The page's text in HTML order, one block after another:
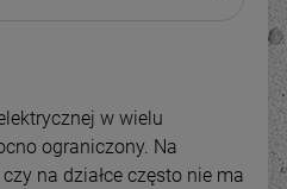
w wielu
ograniczony. Na
na działce często nie ma